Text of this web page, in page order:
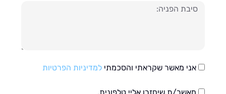
אני מאשר שקראתי והסכמתילמדיניות הפרטיות
מאשר/ת שיחזרו אליי טלפונית.